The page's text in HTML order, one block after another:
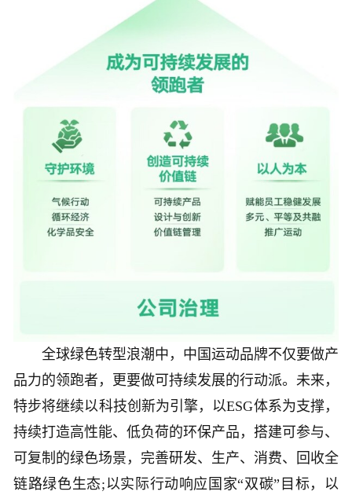
全球绿色转型浪潮中，中国运动品牌不仅要做产
品力的领跑者，更要做可持续发展的行动派。未来，
特步将继续以科技创新为引擎，以ESG体系为支撑，
持续打造高性能、低负荷的环保产品，搭建可参与、
可复制的绿色场景，完善研发、生产、消费、回收全
链路绿色生态;以实际行动响应国家“双碳”目标，以